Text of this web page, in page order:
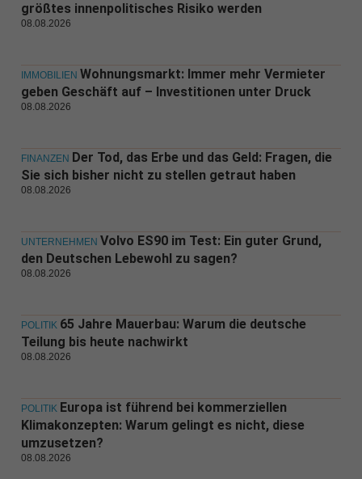
größtes innenpolitisches Risiko werden
08.08.2026
IMMOBILIEN Wohnungsmarkt: Immer mehr Vermieter
geben Geschäft auf – Investitionen unter Druck
08.08.2026
FINANZEN Der Tod, das Erbe und das Geld: Fragen, die
Sie sich bisher nicht zu stellen getraut haben
08.08.2026
UNTERNEHMEN Volvo ES90 im Test: Ein guter Grund,
den Deutschen Lebewohl zu sagen?
08.08.2026
POLITIK 65 Jahre Mauerbau: Warum die deutsche
Teilung bis heute nachwirkt
08.08.2026
POLITIK Europa ist führend bei kommerziellen
Klimakonzepten: Warum gelingt es nicht, diese
umzusetzen?
08.08.2026